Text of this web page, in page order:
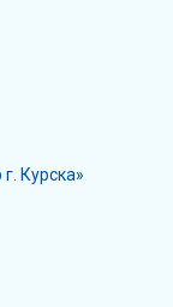
Курска»